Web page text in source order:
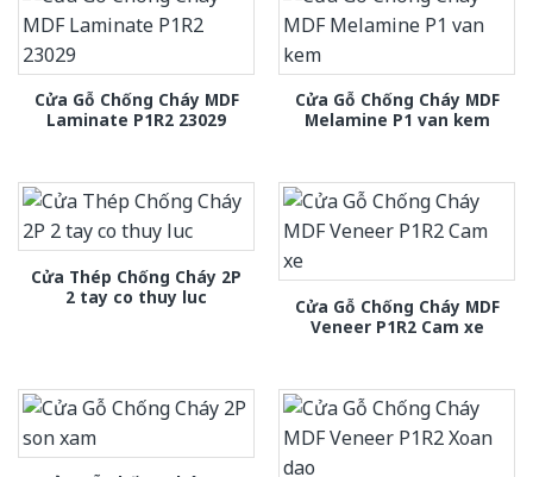
Cửa Gỗ Chống Cháy MDF
Laminate P1R2 23029
Cửa Gỗ Chống Cháy MDF
Melamine P1 van kem
Cửa Thép Chống Cháy 2P
2 tay co thuy luc
Cửa Gỗ Chống Cháy MDF
Veneer P1R2 Cam xe